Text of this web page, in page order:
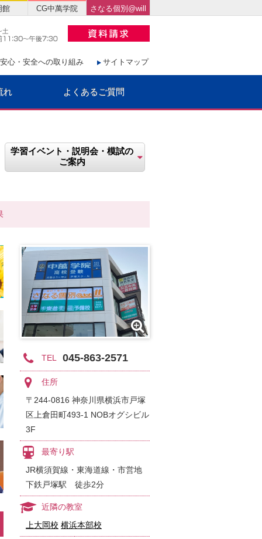
安心・安全への取り組み サイトマップ
れ よくあるご質問
館 CG中萬学院 さなる個別@will
学習イベント・説明会・模試の
ご案内
TEL 045-863-2571
住所
〒244-0816 神奈川県横浜市戸塚
区上倉田町493-1 NOBオグシビル
3F
最寄り駅
JR横須賀線・東海道線・市営地
下鉄戸塚駅 徒歩2分
近隣の教室
上大岡校 横浜本部校